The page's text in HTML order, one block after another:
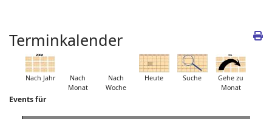
Terminkalender
Nach Jahr
Nach
Monat
Nach
Woche
Heute Suche
Gehe zu
Monat
Events für